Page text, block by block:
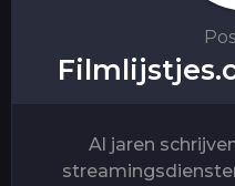
Al jaren